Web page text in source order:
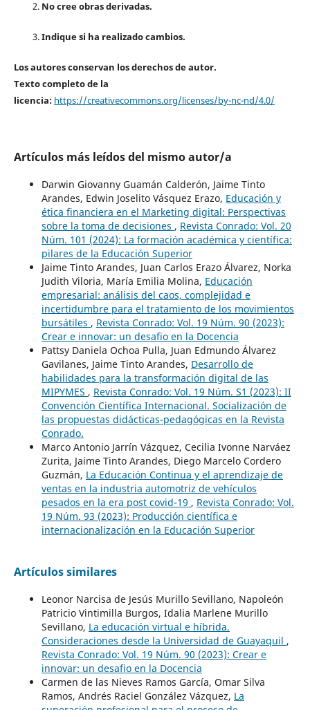
No cree obras derivadas.
Indique si ha realizado cambios.
Los autores conservan los derechos de autor.
Texto completo de la
licencia: https://creativecommons.org/licenses/by-nc-nd/4.0/
Artículos más leídos del mismo autor/a
Darwin Giovanny Guamán Calderón, Jaime Tinto
Arandes, Edwin Joselito Vásquez Erazo, Educación y
ética financiera en el Marketing digital: Perspectivas
sobre la toma de decisiones , Revista Conrado: Vol. 20
Núm. 101 (2024): La formación académica y científica:
pilares de la Educación Superior
Jaime Tinto Arandes, Juan Carlos Erazo Álvarez, Norka
Judith Viloria, María Emilia Molina, Educación
empresarial: análisis del caos, complejidad e
incertidumbre para el tratamiento de los movimientos
bursátiles , Revista Conrado: Vol. 19 Núm. 90 (2023):
Crear e innovar: un desafio en la Docencia
Pattsy Daniela Ochoa Pulla, Juan Edmundo Álvarez
Gavilanes, Jaime Tinto Arandes, Desarrollo de
habilidades para la transformación digital de las
MIPYMES , Revista Conrado: Vol. 19 Núm. S1 (2023): II
Convención Científica Internacional. Socialización de
las propuestas didácticas-pedagógicas en la Revista
Conrado.
Marco Antonio Jarrín Vázquez, Cecilia Ivonne Narváez
Zurita, Jaime Tinto Arandes, Diego Marcelo Cordero
Guzmán, La Educación Continua y el aprendizaje de
ventas en la industria automotriz de vehículos
pesados en la era post covid-19 , Revista Conrado: Vol.
19 Núm. 93 (2023): Producción científica e
internacionalización en la Educación Superior
Artículos similares
Leonor Narcisa de Jesús Murillo Sevillano, Napoleón
Patricio Vintimilla Burgos, Idalia Marlene Murillo
Sevillano, La educación virtual e híbrida.
Consideraciones desde la Universidad de Guayaquil ,
Revista Conrado: Vol. 19 Núm. 90 (2023): Crear e
innovar: un desafio en la Docencia
Carmen de las Nieves Ramos García, Omar Silva
Ramos, Andrés Raciel González Vázquez, La